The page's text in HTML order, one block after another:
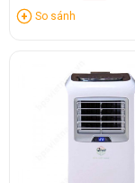
So sánh